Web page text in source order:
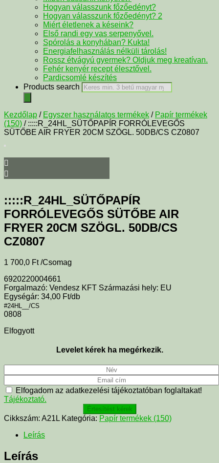
Hogyan válasszunk főzőedényt?
Hogyan válasszunk főzőedényt? 2
Miért életlenek a késeink?
Első randi egy vas serpenyővel.
Spórolás a konyhában? Kukta!
Energiafelhasználás nélküli tárolás!
Rossz étvágyú gyermek? Oldjuk meg kreatívan.
Fehér kenyér recept élesztővel.
Pardicsomlé készítés
Products search
Kezdőlap / Egyszer használatos termékek / Papír termékek
(150) / :::::R_24HL_SÜTŐPAPÍR FORRÓLEVEGŐS
SÜTŐBE AIR FRYER 20CM SZÖGL. 50DB/CS CZ0807
:::::R_24HL_SÜTŐPAPÍR
FORRÓLEVEGŐS SÜTŐBE AIR
FRYER 20CM SZÖGL. 50DB/CS
CZ0807
1 700,0 Ft /Csomag
6920220004661
Forgalmazó: Vendesz KFT Származási hely: EU
Egységár: 34,00 Ft/db
#24HL__/CS
0808
Elfogyott
Levelet kérek ha megérkezik.
Elfogadom az adatkezelési tájékoztatóban foglaltakat!
Tájékoztató.
Értesítést kérek
Cikkszám: A21L Kategória: Papír termékek (150)
Leírás
Leírás